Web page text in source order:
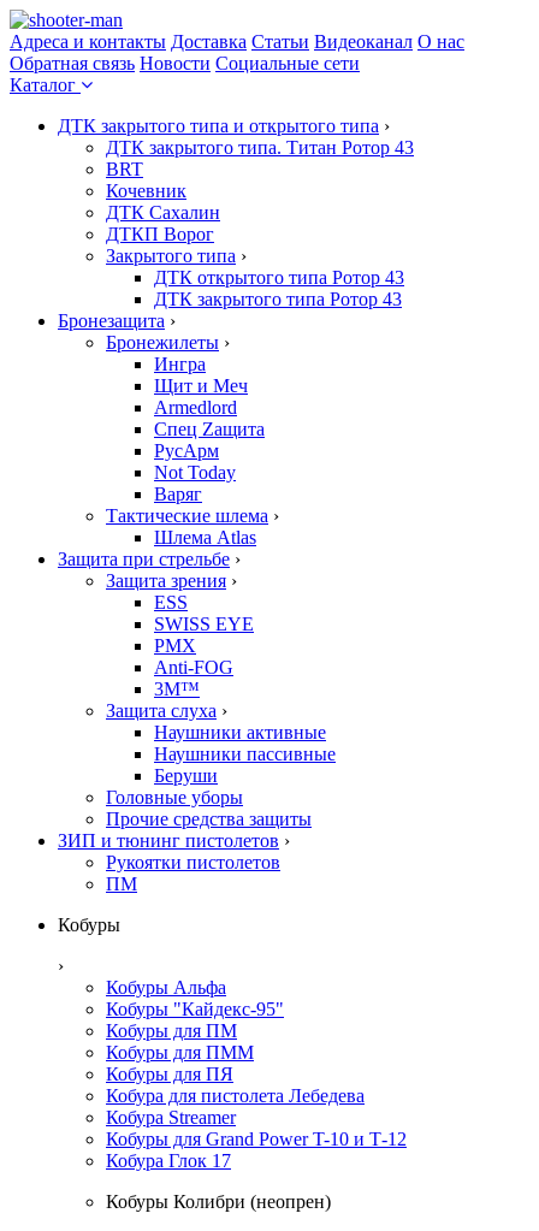
Адреса и контакты Доставка Статьи Видеоканал О нас
Обратная связь Новости Социальные сети
Каталог
ДТК закрытого типа и открытого типа ›
ДТК закрытого типа. Титан Ротор 43
BRT
Кочевник
ДТК Сахалин
ДТКП Ворог
Закрытого типа ›
ДТК открытого типа Ротор 43
ДТК закрытого типа Ротор 43
Бронезащита ›
Бронежилеты ›
Ингра
Щит и Меч
Armedlord
Спец Zащита
РусАрм
Not Today
Варяг
Тактические шлема ›
Шлема Atlas
Защита при стрельбе ›
Защита зрения ›
ESS
SWISS EYE
PMX
Anti-FOG
3M™
Защита слуха ›
Наушники активные
Наушники пассивные
Беруши
Головные уборы
Прочие средства защиты
ЗИП и тюнинг пистолетов ›
Рукоятки пистолетов
ПМ
Кобуры
›
Кобуры Альфа
Кобуры "Кайдекс-95"
Кобуры для ПМ
Кобуры для ПММ
Кобуры для ПЯ
Кобура для пистолета Лебедева
Кобура Streamer
Кобуры для Grand Power T-10 и Т-12
Кобура Глок 17
Кобуры Колибри (неопрен)